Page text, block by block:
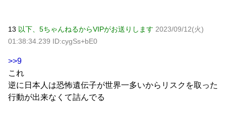
13 以下、5ちゃんねるからVIPがお送りします 2023/09/12(火)
01:38:34.239 ID:cygSs+bE0
>>9
これ
逆に日本人は恐怖遺伝子が世界一多いからリスクを取った
行動が出来なくて詰んでる